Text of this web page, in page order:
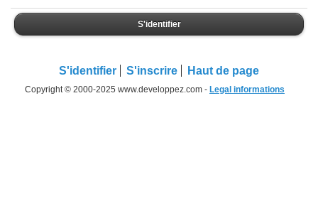
S'identifier
S'identifier S'inscrire Haut de page
Copyright © 2000-2025 www.developpez.com - Legal informations